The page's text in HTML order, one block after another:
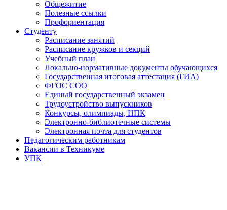
Общежитие
Полезные ссылки
Профориентация
Студенту
Расписание занятий
Расписание кружков и секций
Учебный план
Локально-нормативные документы обучающихся
Государственная итоговая аттестация (ГИА)
ФГОС СОО
Единый государственный экзамен
Трудоустройство выпускников
Конкурсы, олимпиады, НПК
Электронно-библиотечные системы
Электронная почта для студентов
Педагогическим работникам
Вакансии в Техникуме
УПК